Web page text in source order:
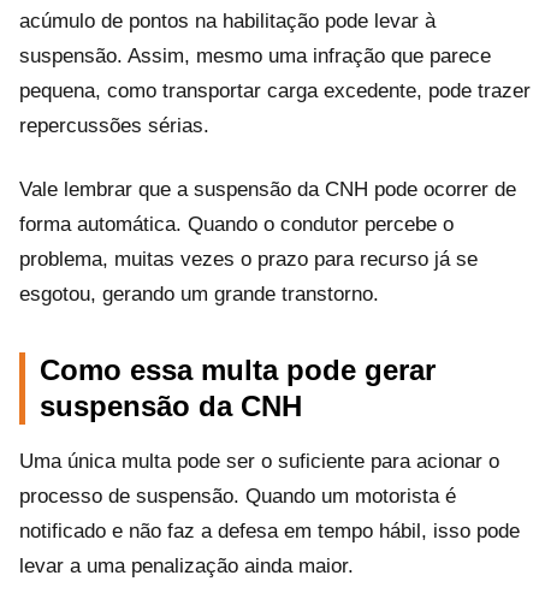
acúmulo de pontos na habilitação pode levar à
suspensão. Assim, mesmo uma infração que parece
pequena, como transportar carga excedente, pode trazer
repercussões sérias.
Vale lembrar que a suspensão da CNH pode ocorrer de
forma automática. Quando o condutor percebe o
problema, muitas vezes o prazo para recurso já se
esgotou, gerando um grande transtorno.
Como essa multa pode gerar
suspensão da CNH
Uma única multa pode ser o suficiente para acionar o
processo de suspensão. Quando um motorista é
notificado e não faz a defesa em tempo hábil, isso pode
levar a uma penalização ainda maior.